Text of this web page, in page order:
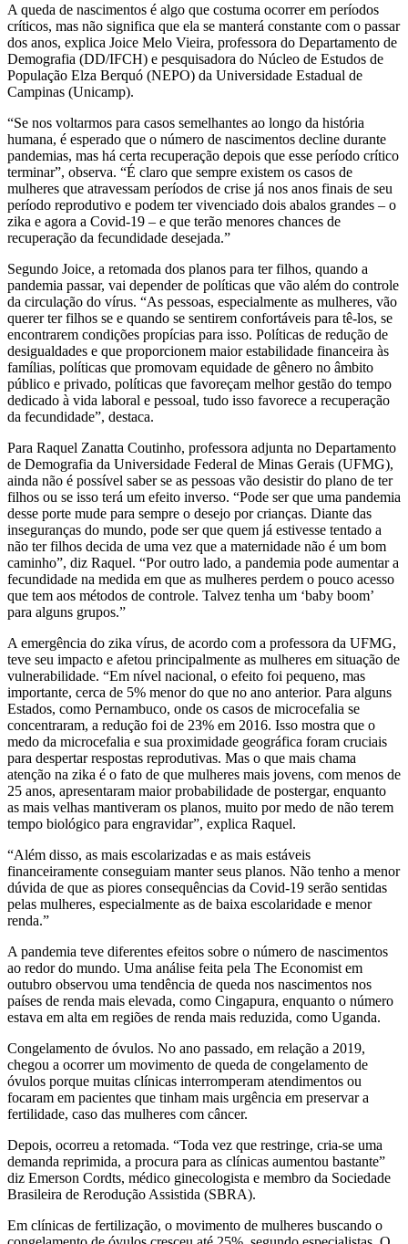
A queda de nascimentos é algo que costuma ocorrer em períodos
críticos, mas não significa que ela se manterá constante com o passar
dos anos, explica Joice Melo Vieira, professora do Departamento de
Demografia (DD/IFCH) e pesquisadora do Núcleo de Estudos de
População Elza Berquó (NEPO) da Universidade Estadual de
Campinas (Unicamp).
“Se nos voltarmos para casos semelhantes ao longo da história
humana, é esperado que o número de nascimentos decline durante
pandemias, mas há certa recuperação depois que esse período crítico
terminar”, observa. “É claro que sempre existem os casos de
mulheres que atravessam períodos de crise já nos anos finais de seu
período reprodutivo e podem ter vivenciado dois abalos grandes – o
zika e agora a Covid-19 – e que terão menores chances de
recuperação da fecundidade desejada.”
Segundo Joice, a retomada dos planos para ter filhos, quando a
pandemia passar, vai depender de políticas que vão além do controle
da circulação do vírus. “As pessoas, especialmente as mulheres, vão
querer ter filhos se e quando se sentirem confortáveis para tê-los, se
encontrarem condições propícias para isso. Políticas de redução de
desigualdades e que proporcionem maior estabilidade financeira às
famílias, políticas que promovam equidade de gênero no âmbito
público e privado, políticas que favoreçam melhor gestão do tempo
dedicado à vida laboral e pessoal, tudo isso favorece a recuperação
da fecundidade”, destaca.
Para Raquel Zanatta Coutinho, professora adjunta no Departamento
de Demografia da Universidade Federal de Minas Gerais (UFMG),
ainda não é possível saber se as pessoas vão desistir do plano de ter
filhos ou se isso terá um efeito inverso. “Pode ser que uma pandemia
desse porte mude para sempre o desejo por crianças. Diante das
inseguranças do mundo, pode ser que quem já estivesse tentado a
não ter filhos decida de uma vez que a maternidade não é um bom
caminho”, diz Raquel. “Por outro lado, a pandemia pode aumentar a
fecundidade na medida em que as mulheres perdem o pouco acesso
que tem aos métodos de controle. Talvez tenha um ‘baby boom’
para alguns grupos.”
A emergência do zika vírus, de acordo com a professora da UFMG,
teve seu impacto e afetou principalmente as mulheres em situação de
vulnerabilidade. “Em nível nacional, o efeito foi pequeno, mas
importante, cerca de 5% menor do que no ano anterior. Para alguns
Estados, como Pernambuco, onde os casos de microcefalia se
concentraram, a redução foi de 23% em 2016. Isso mostra que o
medo da microcefalia e sua proximidade geográfica foram cruciais
para despertar respostas reprodutivas. Mas o que mais chama
atenção na zika é o fato de que mulheres mais jovens, com menos de
25 anos, apresentaram maior probabilidade de postergar, enquanto
as mais velhas mantiveram os planos, muito por medo de não terem
tempo biológico para engravidar”, explica Raquel.
“Além disso, as mais escolarizadas e as mais estáveis
financeiramente conseguiam manter seus planos. Não tenho a menor
dúvida de que as piores consequências da Covid-19 serão sentidas
pelas mulheres, especialmente as de baixa escolaridade e menor
renda.”
A pandemia teve diferentes efeitos sobre o número de nascimentos
ao redor do mundo. Uma análise feita pela The Economist em
outubro observou uma tendência de queda nos nascimentos nos
países de renda mais elevada, como Cingapura, enquanto o número
estava em alta em regiões de renda mais reduzida, como Uganda.
Congelamento de óvulos. No ano passado, em relação a 2019,
chegou a ocorrer um movimento de queda de congelamento de
óvulos porque muitas clínicas interromperam atendimentos ou
focaram em pacientes que tinham mais urgência em preservar a
fertilidade, caso das mulheres com câncer.
Depois, ocorreu a retomada. “Toda vez que restringe, cria-se uma
demanda reprimida, a procura para as clínicas aumentou bastante”
diz Emerson Cordts, médico ginecologista e membro da Sociedade
Brasileira de Rerodução Assistida (SBRA).
Em clínicas de fertilização, o movimento de mulheres buscando o